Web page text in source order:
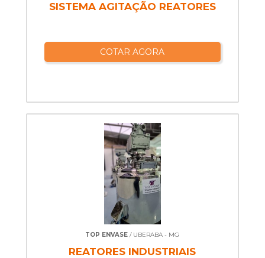
SISTEMA AGITAÇÃO REATORES
COTAR AGORA
TOP ENVASE / UBERABA - MG
REATORES INDUSTRIAIS